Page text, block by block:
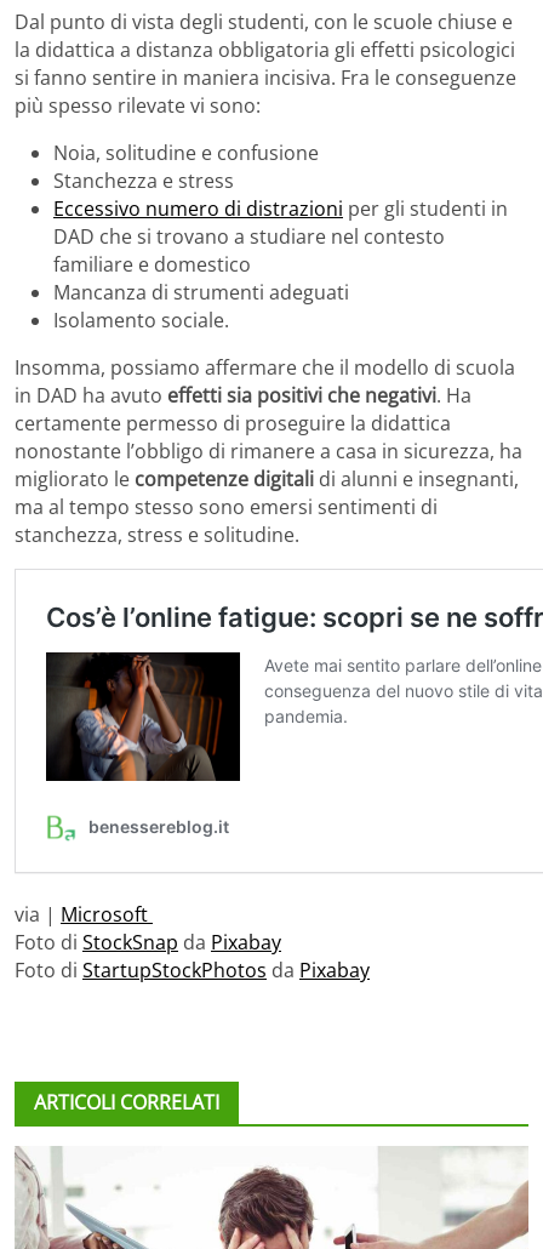
Dal punto di vista degli studenti, con le scuole chiuse e
la didattica a distanza obbligatoria gli effetti psicologici
si fanno sentire in maniera incisiva. Fra le conseguenze
più spesso rilevate vi sono:
Noia, solitudine e confusione
Stanchezza e stress
Eccessivo numero di distrazioni per gli studenti in
DAD che si trovano a studiare nel contesto
familiare e domestico
Mancanza di strumenti adeguati
Isolamento sociale.
Insomma, possiamo affermare che il modello di scuola
in DAD ha avuto effetti sia positivi che negativi. Ha
certamente permesso di proseguire la didattica
nonostante l’obbligo di rimanere a casa in sicurezza, ha
migliorato le competenze digitali di alunni e insegnanti,
ma al tempo stesso sono emersi sentimenti di
stanchezza, stress e solitudine.
via | Microsoft
Foto di StockSnap da Pixabay
Foto di StartupStockPhotos da Pixabay
ARTICOLI CORRELATI